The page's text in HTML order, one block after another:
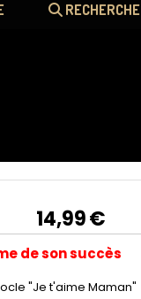
RECHERCHE
14,99€
de son succès
"Je t'aime Maman"